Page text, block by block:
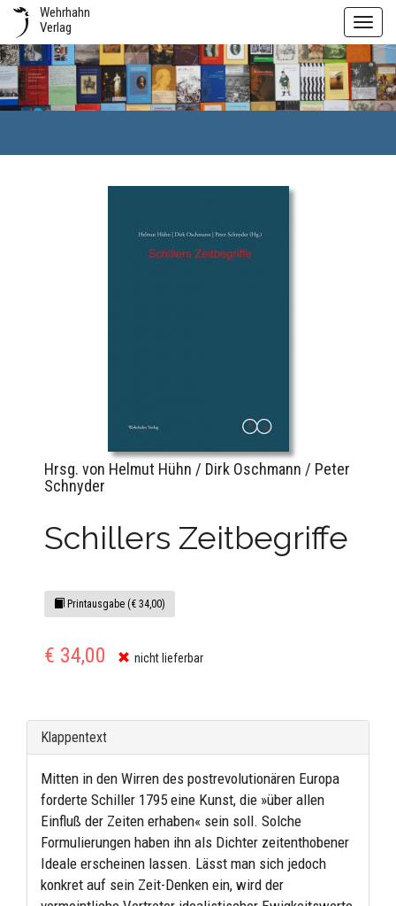
Wehrhahn
Verlag
Hrsg. von Helmut Hühn / Dirk Oschmann / Peter
Schnyder
Schillers Zeitbegriffe
Printausgabe (€ 34,00)
€ 34,00 nicht lieferbar
Klappentext
Mitten in den Wirren des postrevolutionären Europa
forderte Schiller 1795 eine Kunst, die »über allen
Einfluß der Zeiten erhaben« sein soll. Solche
Formulierungen haben ihn als Dichter zeitenthobener
Ideale erscheinen lassen. Lässt man sich jedoch
konkret auf sein Zeit-Denken ein, wird der